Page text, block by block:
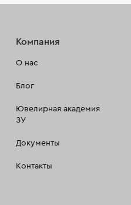
Компания
О нас
Блог
Ювелирная академия
ЗУ
Документы
Контакты